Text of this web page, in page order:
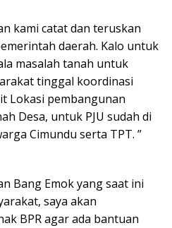
kami catat dan teruskan
daerah. Kalo untuk
masalah tanah untuk
tinggal koordinasi
Lokasi pembangunan
Desa, untuk PJU sudah di
Cimundu serta TPT. ”
Bang Emok yang saat ini
saya akan
BPR agar ada bantuan